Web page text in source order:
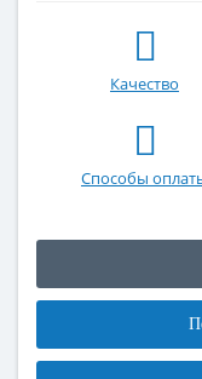
Качество
Способы